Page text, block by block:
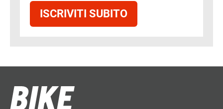
ISCRIVITI SUBITO